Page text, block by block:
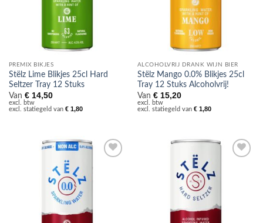
PREMIX BIKJES
Stëlz Lime Blikjes 25cl Hard
Seltzer Tray 12 Stuks
Van €14,50
excl. btw
excl. statiegeld van €1,80
ALCOHOLVRIJ DRANK WIJN BIER
Stëlz Mango 0.0% Blikjes 25cl
Tray 12 Stuks Alcoholvrij!
Van €15,20
excl. btw
excl. statiegeld van €1,80
verlanglijst